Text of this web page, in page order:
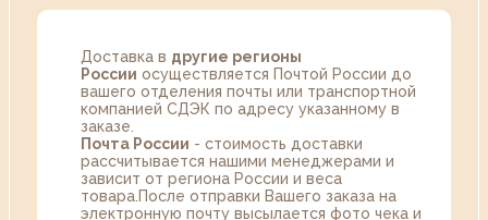
Доставка в другие регионы
России осуществляется Почтой России до
вашего отделения почты или транспортной
компанией СДЭК по адресу указанному в
заказе.
Почта России - стоимость доставки
рассчитывается нашими менеджерами и
зависит от региона России и веса
товара.После отправки Вашего заказа на
электронную почту высылается фото чека и